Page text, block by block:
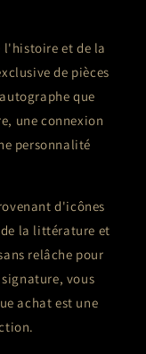
l'histoire et de la
de pièces
que
une connexion
personnalité
d'icônes
la littérature et
relâche pour
vous
achat est une